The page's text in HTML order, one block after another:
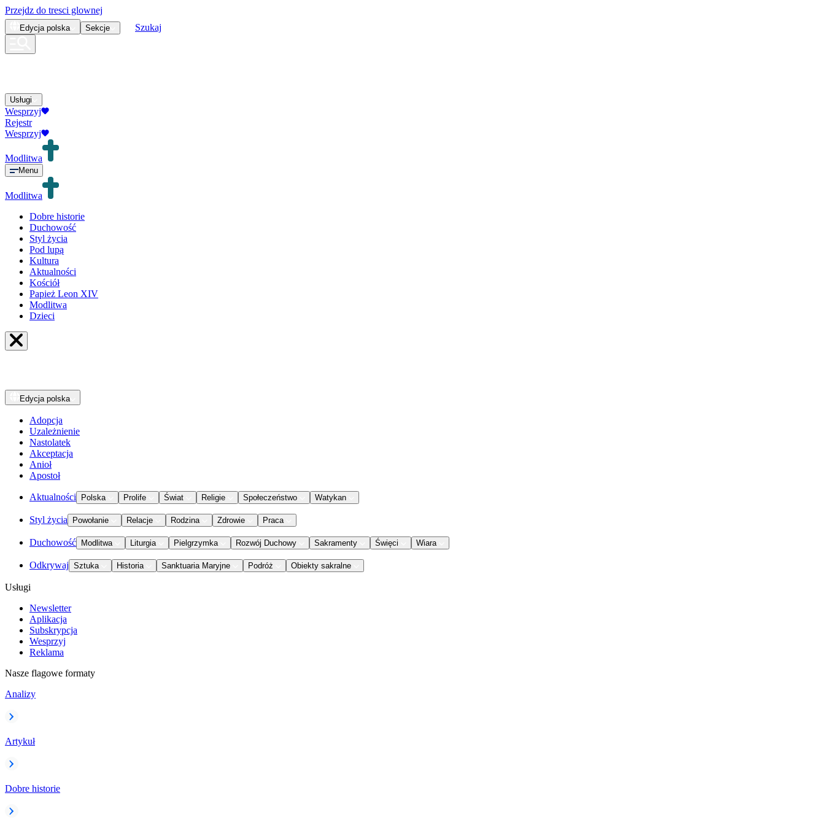
Przejdz do tresci glownej
Edycja polska Sekcje Szukaj
Usługi
Wesprzyj
Rejestr
Wesprzyj
Modlitwa
Menu
Modlitwa
Dobre historie
Duchowość
Styl życia
Pod lupą
Kultura
Aktualności
Kościół
Papież Leon XIV
Modlitwa
Dzieci
Edycja polska
Adopcja
Uzależnienie
Nastolatek
Akceptacja
Anioł
Apostoł
Aktualności Polska Prolife Świat Religie Społeczeństwo Watykan
Styl życia Powołanie Relacje Rodzina Zdrowie Praca
Duchowość Modlitwa Liturgia Pielgrzymka Rozwój Duchowy Sakramenty Święci Wiara
Odkrywaj Sztuka Historia Sanktuaria Maryjne Podróż Obiekty sakralne
Usługi
Newsletter
Aplikacja
Subskrypcja
Wesprzyj
Reklama
Nasze flagowe formaty
Analizy
Artykuł
Dobre historie